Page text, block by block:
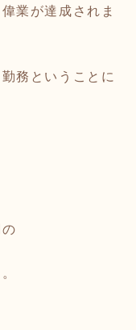
業が達成されま
務ということに